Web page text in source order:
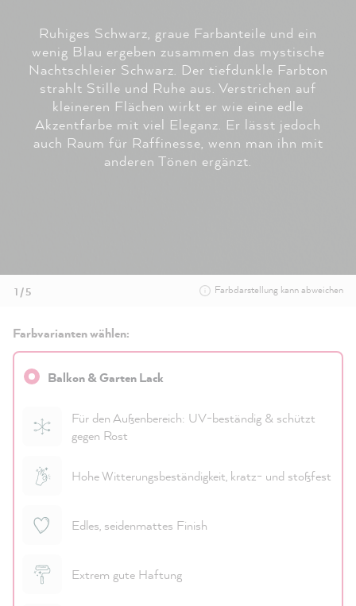
Ruhiges Schwarz, graue Farbanteile und ein
wenig Blau ergeben zusammen das mystische
Nachtschleier Schwarz. Der tiefdunkle Farbton
strahlt Stille und Ruhe aus. Verstrichen auf
kleineren Flächen wirkt er wie eine edle
Akzentfarbe mit viel Eleganz. Er lässt jedoch
auch Raum für Raffinesse, wenn man ihn mit
anderen Tönen ergänzt.
1 / 5 Farbdarstellung kann abweichen
Farbvarianten wählen:
Balkon & Garten Lack
Für den Außenbereich: UV-beständig & schützt
gegen Rost
Hohe Witterungsbeständigkeit, kratz- und stoßfest
Edles, seidenmattes Finish
Extrem gute Haftung